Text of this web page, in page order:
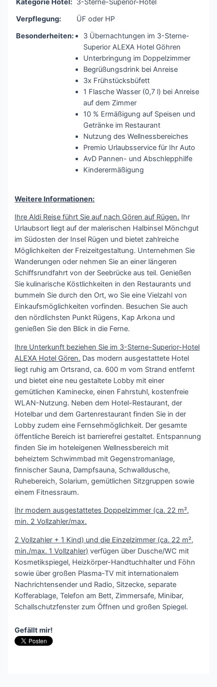
Kategorie Hotel: 3-Sterne-Superior-Hotel
Verpflegung:
ÜF oder HP
Besonderheiten:
3 Übernachtungen im 3-Sterne-
Superior ALEXA Hotel Göhren
Unterbringung im Doppelzimmer
Begrüßungsdrink bei Anreise
3x Frühstücksbüfett
1 Flasche Wasser (0,7 l) bei Anreise
auf dem Zimmer
10 % Ermäßigung auf Speisen und
Getränke im Restaurant
Nutzung des Wellnessbereiches
Premio Urlaubsservice für Ihr Auto
AvD Pannen- und Abschlepphilfe
Kinderermäßigung
Weitere Informationen:
Ihre Aldi Reise führt Sie auf nach Gören auf Rügen. Ihr
Urlaubsort liegt auf der malerischen Halbinsel Mönchgut
im Südosten der Insel Rügen und bietet zahlreiche
Möglichkeiten der Freizeitgestaltung. Unternehmen Sie
Wanderungen oder nehmen Sie an einer längeren
Schiffsrundfahrt von der Seebrücke aus teil. Genießen
Sie kulinarische Köstlichkeiten in den Restaurants und
bummeln Sie durch den Ort, wo Sie eine Vielzahl von
Einkaufsmöglichkeiten vorfinden. Besuchen Sie auch
den nördlichsten Punkt Rügens, Kap Arkona und
genießen Sie den Blick in die Ferne.
Ihre Unterkunft beziehen Sie im 3-Sterne-Superior-Hotel
ALEXA Hotel Gören. Das modern ausgestattete Hotel
liegt ruhig am Ortsrand, ca. 600 m vom Strand entfernt
und bietet eine neu gestaltete Lobby mit einer
gemütlichen Kaminecke, einen Fahrstuhl, kostenfreie
WLAN-Nutzung. Neben dem Hotel-Restaurant, der
Hotelbar und dem Gartenrestaurant finden Sie in der
Lobby zudem eine Fernsehmöglichkeit. Der gesamte
öffentliche Bereich ist barrierefrei gestaltet. Entspannung
finden Sie im hoteleigenen Wellnessbereich mit
beheiztem Schwimmbad mit Gegenstromanlage,
finnischer Sauna, Dampfsauna, Schwalldusche,
Ruhebereich, Solarium, gemütlichen Sitzgruppen sowie
einem Fitnessraum.
Ihr modern ausgestattetes Doppelzimmer (ca. 22 m²,
min. 2 Vollzahler/max.
2 Vollzahler + 1 Kind) und die Einzelzimmer (ca. 22 m²,
min./max. 1 Vollzahler) verfügen über Dusche/WC mit
Kosmetikspiegel, Heizkörper-Handtuchhalter und Föhn
sowie über großen Plasma-TV mit internationalem
Nachrichtensender und Radio, Sitzecke, separate
Kofferablage, Telefon am Bett, Zimmersafe, Minibar,
Schallschutzfenster zum Öffnen und großen Spiegel.
Gefällt mir!